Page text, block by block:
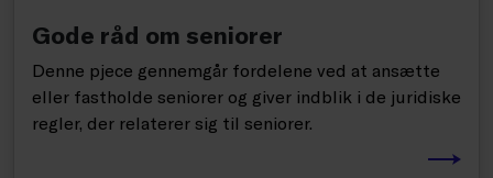
Gode råd om seniorer
Denne pjece gennemgår fordelene ved at ansætte
eller fastholde seniorer og giver indblik i de juridiske
regler, der relaterer sig til seniorer.